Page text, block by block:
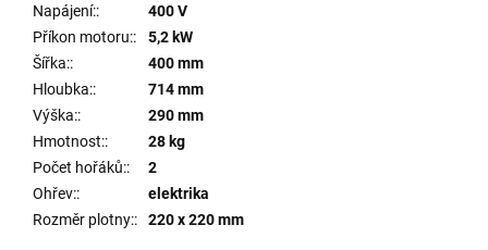
Napájení::
400 V
Příkon motoru::
5,2 kW
Šířka::
400 mm
Hloubka::
714 mm
Výška::
290 mm
Hmotnost::
28 kg
Počet hořáků::
2
Ohřev::
elektrika
Rozměr plotny:: 220 x 220 mm